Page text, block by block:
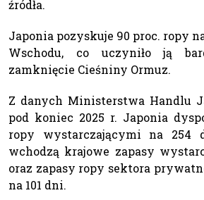
źródła.
Japonia pozyskuje 90 proc. ropy
Wschodu, co uczyniło ją
zamknięcie Cieśniny Ormuz.
Z danych Ministerstwa Handlu
pod koniec 2025 r. Japonia
ropy wystarczającymi na 254
wchodzą krajowe zapasy
oraz zapasy ropy sektora
na 101 dni.